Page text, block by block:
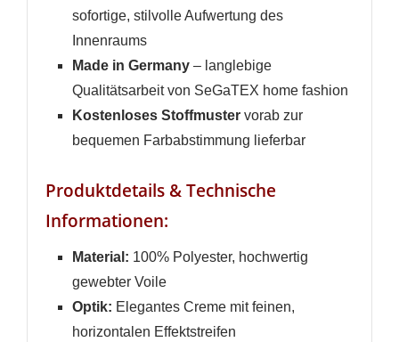
sofortige, stilvolle Aufwertung des
Innenraums
Made in Germany – langlebige
Qualitätsarbeit von SeGaTEX home fashion
Kostenloses Stoffmuster vorab zur
bequemen Farbabstimmung lieferbar
Produktdetails & Technische
Informationen:
Material: 100% Polyester, hochwertig
gewebter Voile
Optik: Elegantes Creme mit feinen,
horizontalen Effektstreifen